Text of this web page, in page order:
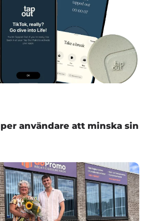
användare att minska sin